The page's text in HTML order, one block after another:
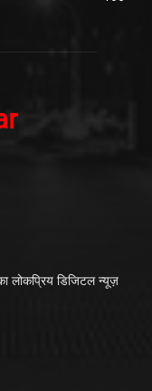
लोकप्रिय डिजिटल न्यूज़